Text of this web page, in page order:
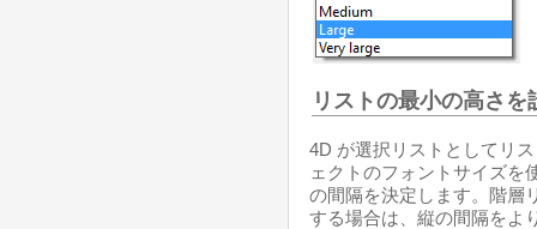
リストの最小の高さを
4D が選択リストとしてリ
ェクトのフォントサイズを
の間隔を決定します。階層
する場合は、縦の間隔をよ